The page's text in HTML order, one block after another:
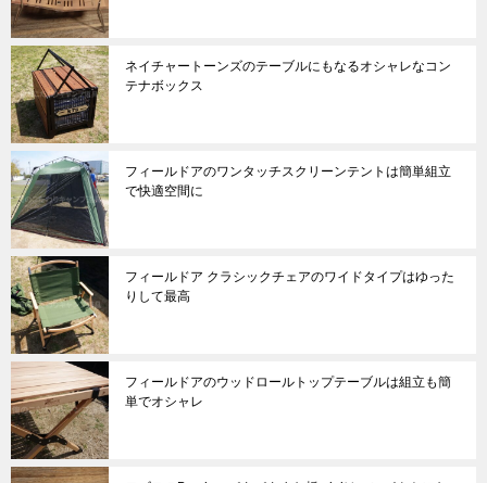
ネイチャートーンズのテーブルにもなるオシャレなコン
テナボックス
フィールドアのワンタッチスクリーンテントは簡単組立
で快適空間に
フィールドア クラシックチェアのワイドタイプはゆった
りして最高
フィールドアのウッドロールトップテーブルは組立も簡
単でオシャレ